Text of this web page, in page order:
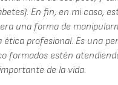
En fin, en mi caso,
una forma de
profesional. Es una
formados estén
de la vida.